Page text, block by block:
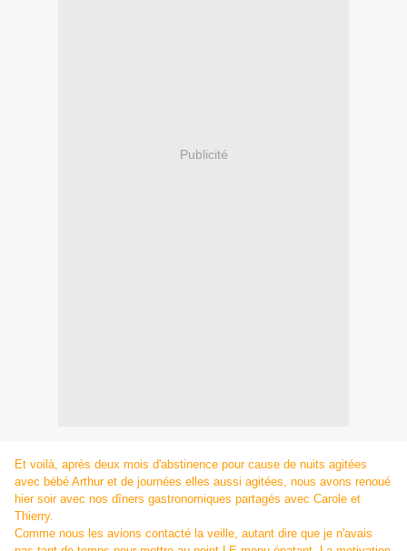
Publicité
Et voilà, après deux mois d'abstinence pour cause de nuits agitées
avec bébé Arthur et de journées elles aussi agitées, nous avons renoué
hier soir avec nos dîners gastronomiques partagés avec Carole et
Thierry.
Comme nous les avions contacté la veille, autant dire que je n'avais